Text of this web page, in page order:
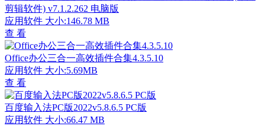
剪辑软件) v7.1.2.262 电脑版
应用软件 大小:146.78 MB
查 看
Office办公三合一高效插件合集4.3.5.10
应用软件 大小:5.69MB
查 看
百度输入法PC版2022v5.8.6.5 PC版
应用软件 大小:66.47 MB